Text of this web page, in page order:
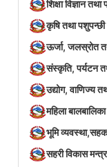
शिक्षा विज्ञान
कृषि तथा
ऊर्जा, जलस्रोत
संस्कृति, पर्यटन
उद्योग, वाणिज्य
महिला
भूमि
सहरी विकास